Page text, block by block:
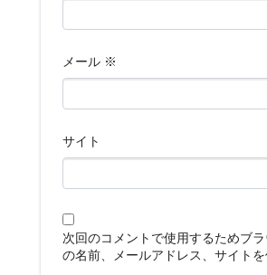
メール ※
サイト
次回のコメントで使用するためブ
の名前、メールアドレス、サイトを